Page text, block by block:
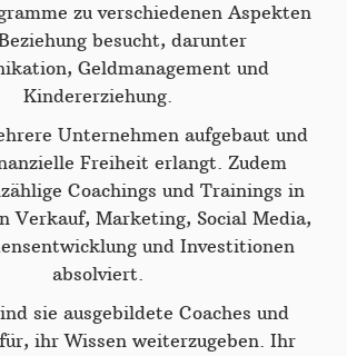
zu verschiedenen Aspekten
besucht, darunter
Geldmanagement und
Kindererziehung.
Unternehmen aufgebaut und
Freiheit erlangt. Zudem
Coachings und Trainings in
Verkauf, Marketing, Social Media,
und Investitionen
absolviert.
sie ausgebildete Coaches und
ihr Wissen weiterzugeben. Ihr